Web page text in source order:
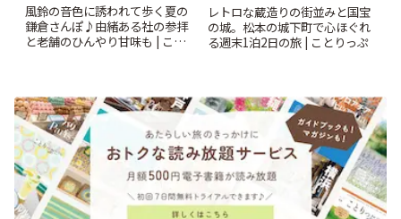
風鈴の音色に誘われて歩く夏の
鎌倉さんぽ♪由緒ある社の参拝
と老舗のひんやり甘味も | こと
レトロな蔵造りの街並みと国宝
の城。松本の城下町で心ほぐれ
る週末1泊2日の旅 | ことりっぷ